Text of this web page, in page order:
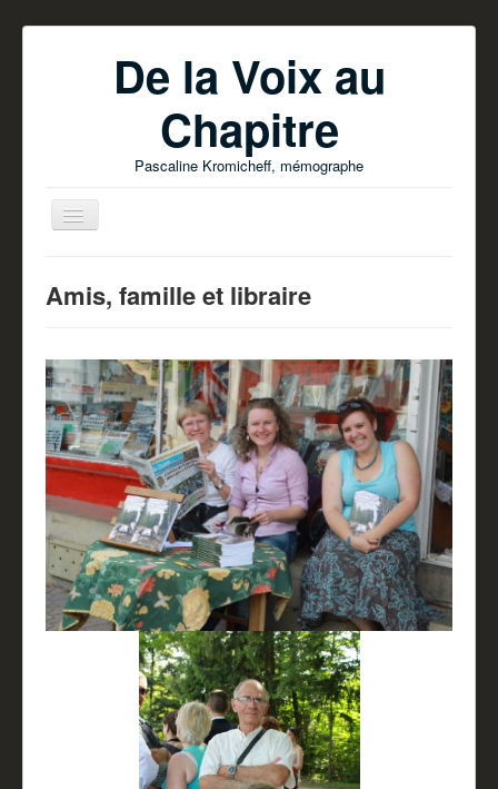
De la Voix au
Chapitre
Pascaline Kromicheff, mémographe
Accueil
Ecrire votre livre
Parutions
Pascaline Kromicheff
Partenaires
Revue de presse
Mentions légales
Livre d'or
Amis, famille et libraire